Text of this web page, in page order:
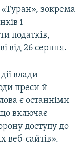
зокрема
і
податків,
від 26 серпня.
влади
преси й
є останніми
включає
доступу до
веб-сайтів».